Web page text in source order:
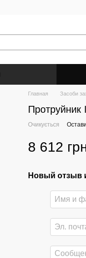
Главная Засоби
Очикується
8 612
Новый отзыв